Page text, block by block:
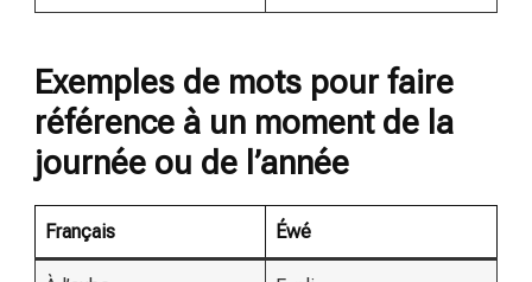
Exemples de mots pour faire
référence à un moment de la
journée ou de l’année
Français Éwé